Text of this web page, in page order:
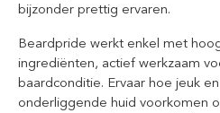
bijzonder prettig ervaren.
Beardpride werkt enkel met
ingrediënten, actief werkzaam
baardconditie. Ervaar hoe jeuk
onderliggende huid voorkomen